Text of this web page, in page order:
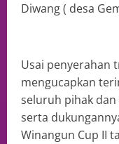
Diwang ( desa
Usai penyerahan
mengucapkan
seluruh pihak
serta
Winangun Cup II